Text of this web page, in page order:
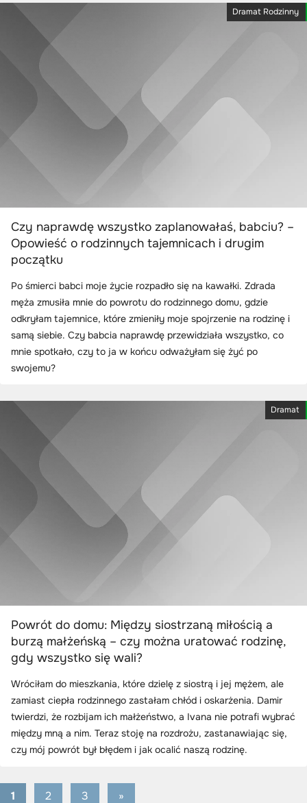
Dramat Rodzinny
Czy naprawdę wszystko zaplanowałaś, babciu? –
Opowieść o rodzinnych tajemnicach i drugim
początku
Po śmierci babci moje życie rozpadło się na kawałki. Zdrada
męża zmusiła mnie do powrotu do rodzinnego domu, gdzie
odkryłam tajemnice, które zmieniły moje spojrzenie na rodzinę i
samą siebie. Czy babcia naprawdę przewidziała wszystko, co
mnie spotkało, czy to ja w końcu odważyłam się żyć po
swojemu?
Dramat
Powrót do domu: Między siostrzaną miłością a
burzą małżeńską – czy można uratować rodzinę,
gdy wszystko się wali?
Wróciłam do mieszkania, które dzielę z siostrą i jej mężem, ale
zamiast ciepła rodzinnego zastałam chłód i oskarżenia. Damir
twierdzi, że rozbijam ich małżeństwo, a Ivana nie potrafi wybrać
między mną a nim. Teraz stoję na rozdrożu, zastanawiając się,
czy mój powrót był błędem i jak ocalić naszą rodzinę.
1 2 3 Next
»